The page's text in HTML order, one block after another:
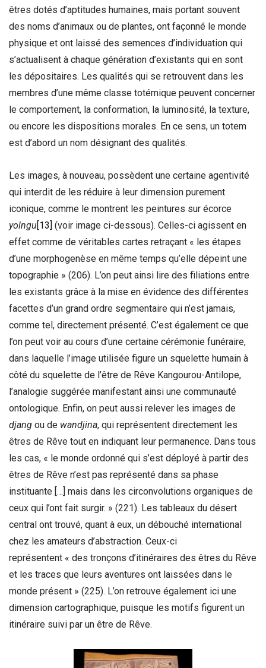
êtres dotés d’aptitudes humaines, mais portant souvent
des noms d’animaux ou de plantes, ont façonné le monde
physique et ont laissé des semences d’individuation qui
s’actualisent à chaque génération d’existants qui en sont
les dépositaires. Les qualités qui se retrouvent dans les
membres d’une même classe totémique peuvent concerner
le comportement, la conformation, la luminosité, la texture,
ou encore les dispositions morales. En ce sens, un totem
est d’abord un nom désignant des qualités.
Les images, à nouveau, possèdent une certaine agentivité
qui interdit de les réduire à leur dimension purement
iconique, comme le montrent les peintures sur écorce
yolngu [13] (voir image ci-dessous). Celles-ci agissent en
effet comme de véritables cartes retraçant « les étapes
d’une morphogenèse en même temps qu’elle dépeint une
topographie » (206). L’on peut ainsi lire des filiations entre
les existants grâce à la mise en évidence des différentes
facettes d’un grand ordre segmentaire qui n’est jamais,
comme tel, directement présenté. C’est également ce que
l’on peut voir au cours d’une certaine cérémonie funéraire,
dans laquelle l’image utilisée figure un squelette humain à
côté du squelette de l’être de Rêve Kangourou-Antilope,
l’analogie suggérée manifestant ainsi une communauté
ontologique. Enfin, on peut aussi relever les images de
djang ou de wandjina, qui représentent directement les
êtres de Rêve tout en indiquant leur permanence. Dans tous
les cas, « le monde ordonné qui s’est déployé à partir des
êtres de Rêve n’est pas représenté dans sa phase
instituante […] mais dans les circonvolutions organiques de
ceux qui l’ont fait surgir. » (221). Les tableaux du désert
central ont trouvé, quant à eux, un débouché international
chez les amateurs d’abstraction. Ceux-ci
représentent « des tronçons d’itinéraires des êtres du Rêve
et les traces que leurs aventures ont laissées dans le
monde présent » (225). L’on retrouve également ici une
dimension cartographique, puisque les motifs figurent un
itinéraire suivi par un être de Rêve.